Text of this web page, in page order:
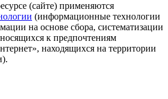
(сайте) применяются
(информационные технологии
на основе сбора, систематизации
к предпочтениям
находящихся на территории